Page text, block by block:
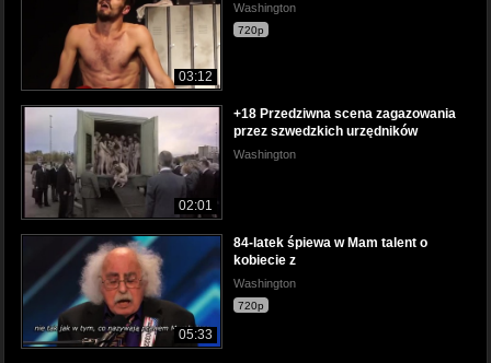
03:12
Washington
720p
02:01
+18 Przedziwna scena zagazowania
przez szwedzkich urzędników
Washington
05:33
84-latek śpiewa w Mam talent o
kobiecie z
Washington
720p